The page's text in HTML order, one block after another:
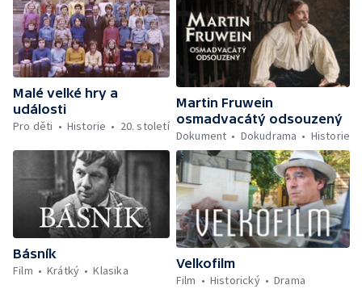
Malé velké hry a
události
Pro děti
Historie 20. století
Martin Fruwein
osmadvacátý odsouzený
Dokument
Dokudrama Historie
Básník
Film
Krátký Klasika
Velkofilm
Film
Historický Drama